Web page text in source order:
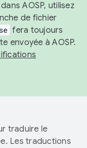
AOSP, utilisez
de fichier
fera toujours
envoyée à AOSP.
traduire le
Les traductions